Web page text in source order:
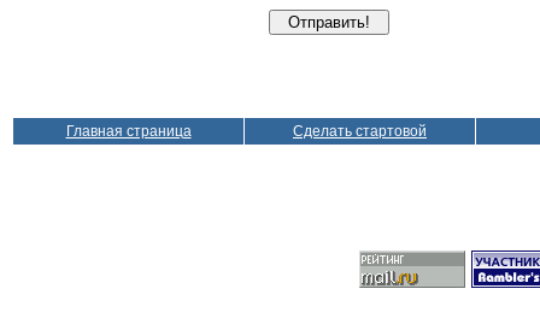
Главная страница Сделать стартовой